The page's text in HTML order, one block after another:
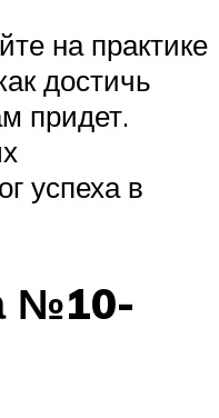
на практике
достичь
придет.
успеха в
№10-